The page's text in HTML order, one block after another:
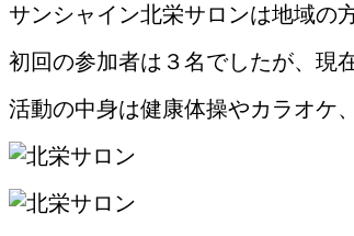
サンシャイン北栄サロンは地域の
初回の参加者は３名でしたが、現
活動の中身は健康体操やカラオケ